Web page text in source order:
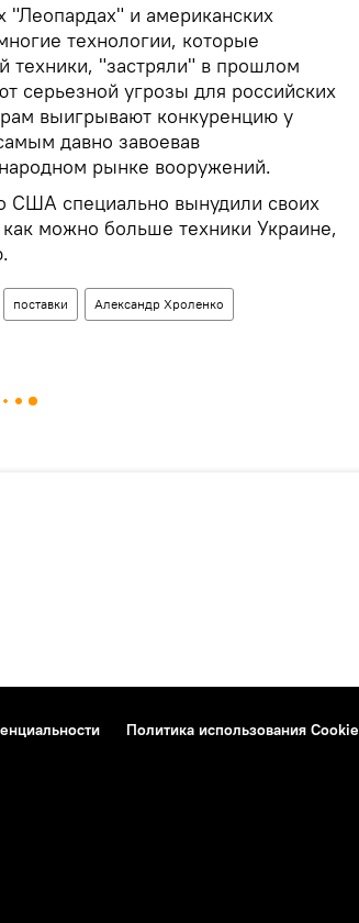
"Леопардах" и американских
технологии, которые
техники, "застряли" в прошлом
серьезной угрозы для российских
выигрывают конкуренцию у
давно завоевав
рынке вооружений.
США специально вынудили своих
можно больше техники Украине,
поставки Александр Хроленко
Политика использования Cookie